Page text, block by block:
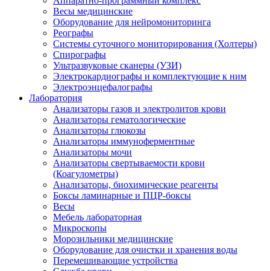
Весы медицинские
Оборудование для нейромониторинга
Реографы
Системы суточного мониторирования (Холтеры)
Спирографы
Ультразвуковые сканеры (УЗИ)
Электрокардиографы и комплектующие к ним
Электроэнцефалографы
Лаборатория
Анализаторы газов и электролитов крови
Анализаторы гематологические
Анализаторы глюкозы
Анализаторы иммуноферментные
Анализаторы мочи
Анализаторы свертываемости крови
(Коагулометры)
Анализаторы, биохимические реагенты
Боксы ламинарные и ПЦР-боксы
Весы
Мебель лабораторная
Микроскопы
Морозильники медицинские
Оборудование для очистки и хранения воды
Перемешивающие устройства